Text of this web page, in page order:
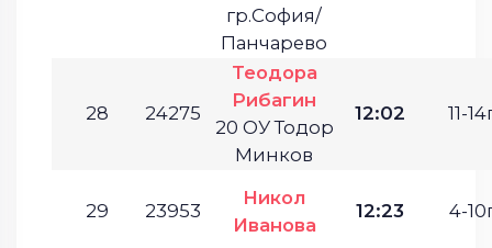
гр.София/
Панчарево
28 24275
Теодора
Рибагин
20 ОУ Тодор
Минков
12:02 11-
29 23953
Никол
Иванова
12:23 4-